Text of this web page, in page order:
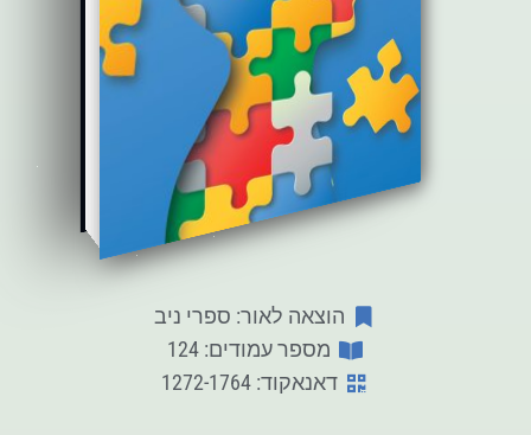
הוצאה לאור: ספרי ניב
מספר עמודים: 124
דאנאקוד: 1272-1764